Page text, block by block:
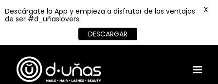
content
Descárgate la App y empieza a disfrutar de las ventajas
de ser #d_uñaslovers
DESCARGAR
X